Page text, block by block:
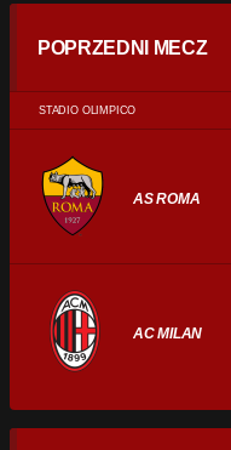
POPRZEDNI MECZ
STADIO OLIMPICO
AS ROMA
AC MILAN